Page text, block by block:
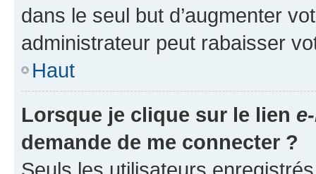
dans le seul but d’augmenter
administrateur peut rabaisser
Haut
Lorsque je clique sur le lien
demande de me connecter ?